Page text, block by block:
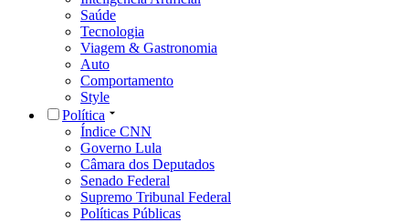
Saúde
Tecnologia
Viagem & Gastronomia
Auto
Comportamento
Style
Política
Índice CNN
Governo Lula
Câmara dos Deputados
Senado Federal
Supremo Tribunal Federal
Políticas Públicas